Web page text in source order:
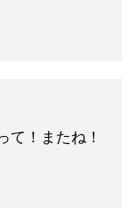
て！またね！